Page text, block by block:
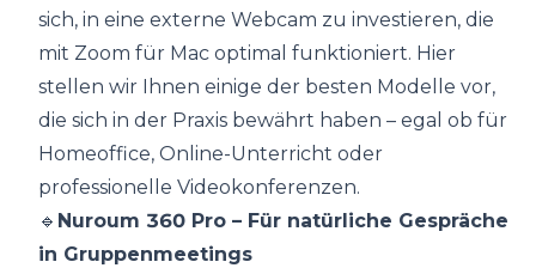
sich, in eine externe Webcam zu investieren, die
mit Zoom für Mac optimal funktioniert. Hier
stellen wir Ihnen einige der besten Modelle vor,
die sich in der Praxis bewährt haben – egal ob für
Homeoffice, Online-Unterricht oder
professionelle Videokonferenzen.
🔹 Nuroum 360 Pro – Für natürliche Gespräche
in Gruppenmeetings